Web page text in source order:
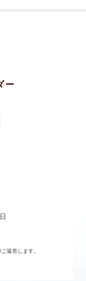
ー
返答します。